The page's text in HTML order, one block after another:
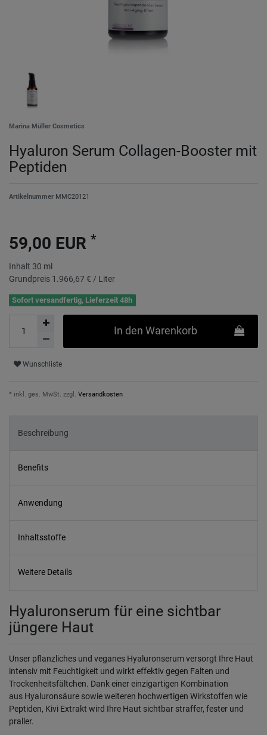
Marina Müller Cosmetics
Hyaluron Serum Collagen-Booster mit
Peptiden
Artikelnummer MMC20121
59,00 EUR *
Inhalt 30 ml
Grundpreis 1.966,67 € / Liter
Sofort versandfertig, Lieferzeit 48h
In den Warenkorb
Wunschliste
* inkl. ges. MwSt. zzgl. Versandkosten
Beschreibung
Benefits
Anwendung
Inhaltsstoffe
Weitere Details
Hyaluronserum für eine sichtbar
jüngere Haut
Unser pflanzliches und veganes Hyaluronserum versorgt Ihre Haut
intensiv mit Feuchtigkeit und wirkt effektiv gegen Falten und
Trockenheitsfältchen. Dank einer einzigartigen Kombination
aus Hyaluronsäure sowie weiteren hochwertigen Wirkstoffen wie
Peptiden, Kivi Extrakt wird Ihre Haut sichtbar straffer, fester und
praller.